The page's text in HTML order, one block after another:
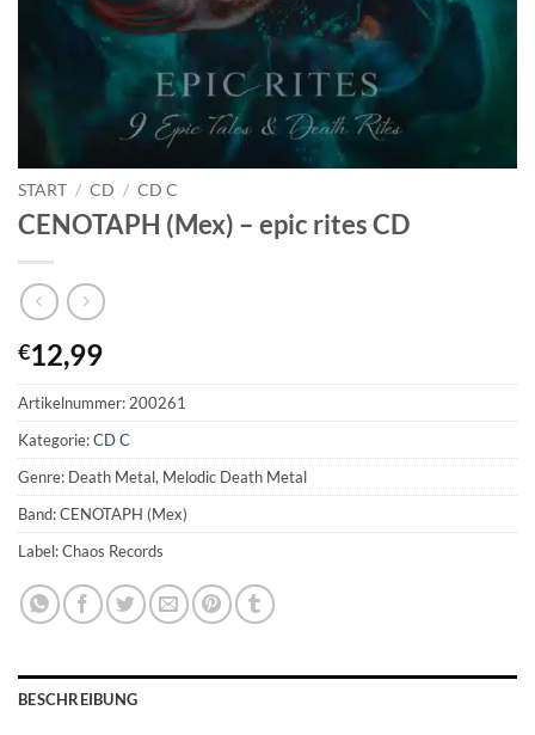
START / CD / CD C
CENOTAPH (Mex) – epic rites CD
€12,99
Artikelnummer: 200261
Kategorie:CD C
Genre: Death Metal, Melodic Death Metal
Band: CENOTAPH (Mex)
Label: Chaos Records
BESCHREIBUNG